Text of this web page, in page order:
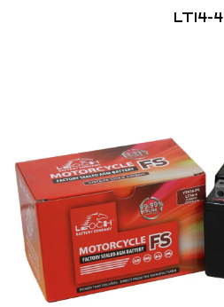
LT14-4